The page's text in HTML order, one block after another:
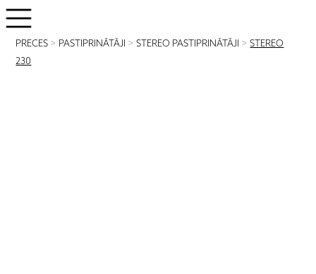
PRECES > PASTIPRINĀTĀJI >STEREO PASTIPRINĀTĀJI >STEREO
230